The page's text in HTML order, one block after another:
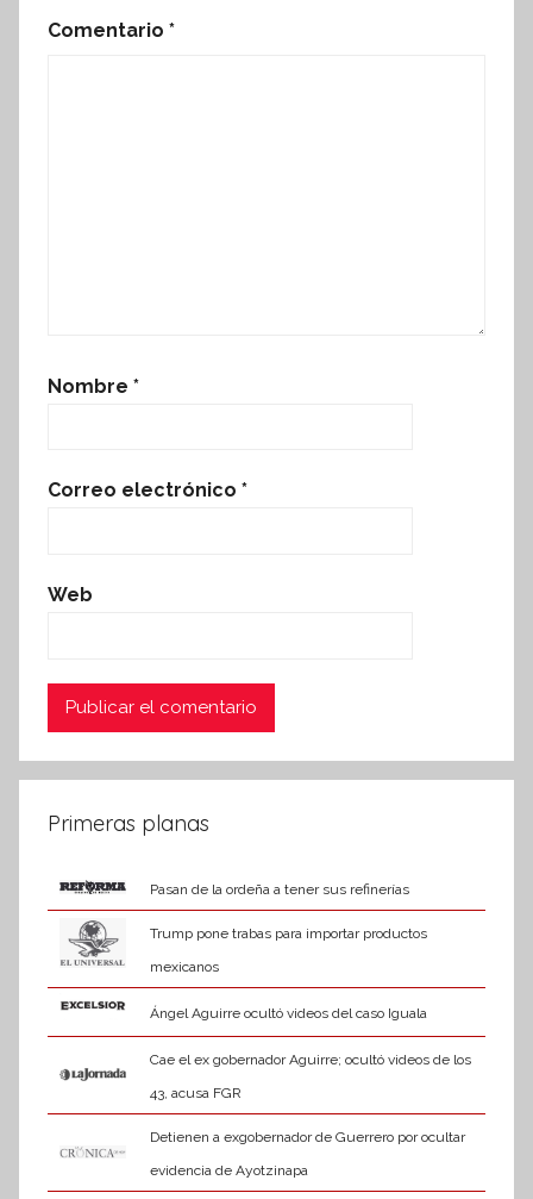
Comentario *
Nombre *
Correo electrónico *
Web
Primeras planas
Pasan de la ordeña a tener sus refinerías
Trump pone trabas para importar productos
mexicanos
Ángel Aguirre ocultó videos del caso Iguala
Cae el ex gobernador Aguirre; ocultó videos de los
43, acusa FGR
Detienen a exgobernador de Guerrero por ocultar
evidencia de Ayotzinapa